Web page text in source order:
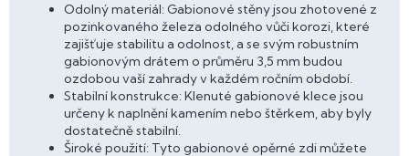
Odolný materiál: Gabionové stěny jsou zhotovené z
pozinkovaného železa odolného vůči korozi, které
zajišťuje stabilitu a odolnost, a se svým robustním
gabionovým drátem o průměru 3,5 mm budou
ozdobou vaší zahrady v každém ročním období.
Stabilní konstrukce: Klenuté gabionové klece jsou
určeny k naplnění kamením nebo štěrkem, aby byly
dostatečně stabilní.
Široké použití: Tyto gabionové opěrné zdi můžete